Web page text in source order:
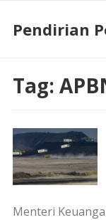
Pendirian
Tag:
Menteri